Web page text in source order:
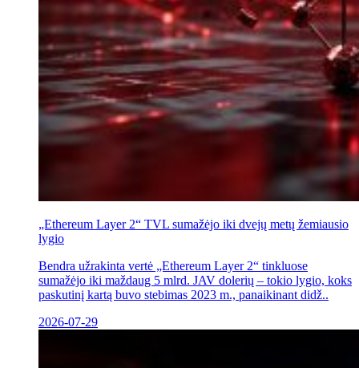
„Ethereum Layer 2“ TVL sumažėjo iki dvejų metų žemiausio
lygio
Bendra užrakinta vertė „Ethereum Layer 2“ tinkluose
sumažėjo iki maždaug 5 mlrd. JAV dolerių – tokio lygio, koks
paskutinį kartą buvo stebimas 2023 m., panaikinant didž..
2026-07-29